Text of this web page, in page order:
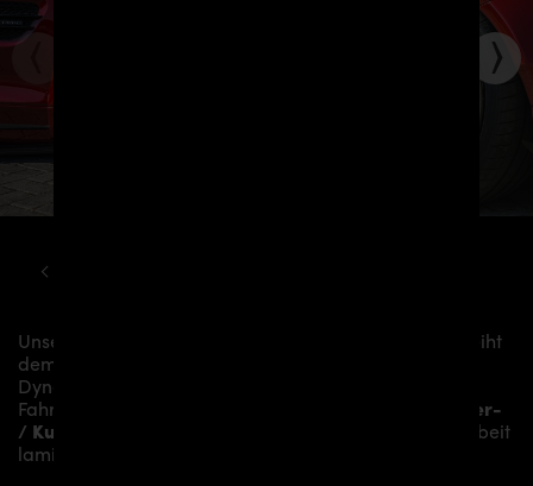
Unsere
verleiht
dem
Dynamik und akzentuiert die sportliche Linie des
Fahrzeugs. Das Material besteht aus einem
Glasfaser-
/ Kunststoffverbund
und wird aufwändig in Handarbeit
laminiert und anschließend bearbeitet.